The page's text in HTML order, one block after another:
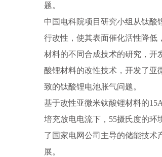
题。
中国电科院项目研究小组从钛酸
行改性，使其表面催化活性降低
材料的不同合成技术的研究，开
酸锂材料的改性技术，开发了亚
致的钛酸锂电池胀气问题。
基于改性亚微米钛酸锂材料的
培充放电电流下，55摄氏度的环
了国家电网公司主导的储能技术
展。